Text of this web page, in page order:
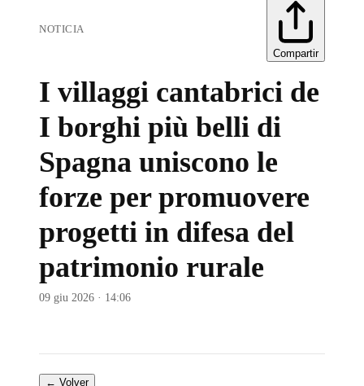
NOTICIA
Compartir
I villaggi cantabrici de
I borghi più belli di
Spagna uniscono le
forze per promuovere
progetti in difesa del
patrimonio rurale
09 giu 2026 · 14:06
← Volver